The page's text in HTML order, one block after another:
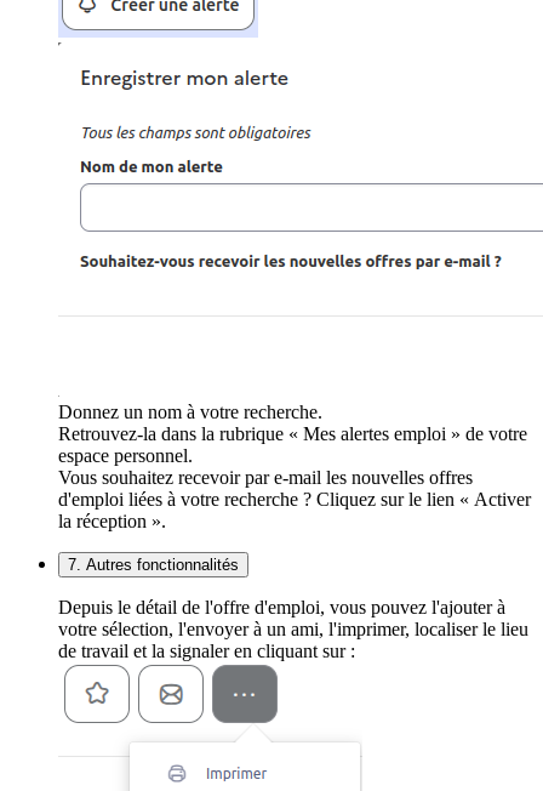
Donnez un nom à votre recherche.
Retrouvez-la dans la rubrique « Mes alertes emploi » de votre
espace personnel.
Vous souhaitez recevoir par e-mail les nouvelles offres
d'emploi liées à votre recherche ? Cliquez sur le lien « Activer
la réception ».
7. Autres fonctionnalités
Depuis le détail de l'offre d'emploi, vous pouvez l'ajouter à
votre sélection, l'envoyer à un ami, l'imprimer, localiser le lieu
de travail et la signaler en cliquant sur :